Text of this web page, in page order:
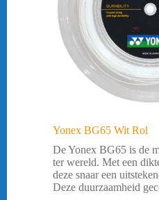
Yonex BG65 Wit Rol
De Yonex BG65 is de
ter wereld. Met een
deze snaar een
Deze duurzaamheid